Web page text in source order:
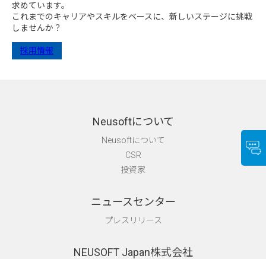
求めています。
これまでのキャリアやスキルをベースに、新しいステージに挑戦
しませんか？
採用情報
Neusoftについて
Neusoftについて
CSR
投資家
ニュースセンター
プレスリリース
NEUSOFT Japan株式会社